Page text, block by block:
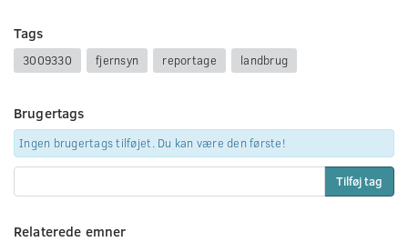
Tags
3009330 fjernsyn reportage landbrug
Brugertags
Ingen brugertags tilføjet. Du kan være den første!
Tilføj tag
Relaterede emner